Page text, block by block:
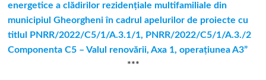
energetice a clădirilor rezidenţiale multifamiliale din
municipiul Gheorgheni în cadrul apelurilor de proiecte cu
titlul PNRR/2022/C5/1/A.3.1/1, PNRR/2022/C5/1/A.3./2
Componenta C5 – Valul renovării, Axa 1, operaţiunea A3”
***